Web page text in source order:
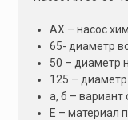
АХ – насос
65- диаметр
50 – диаметр
125 –
а, б – вариант
Е – материал